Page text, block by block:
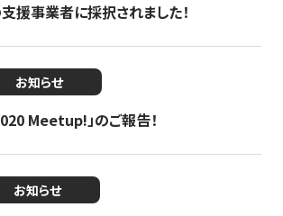
援事業者に採択されました！
お知らせ
Meetup!」のご報告！
お知らせ